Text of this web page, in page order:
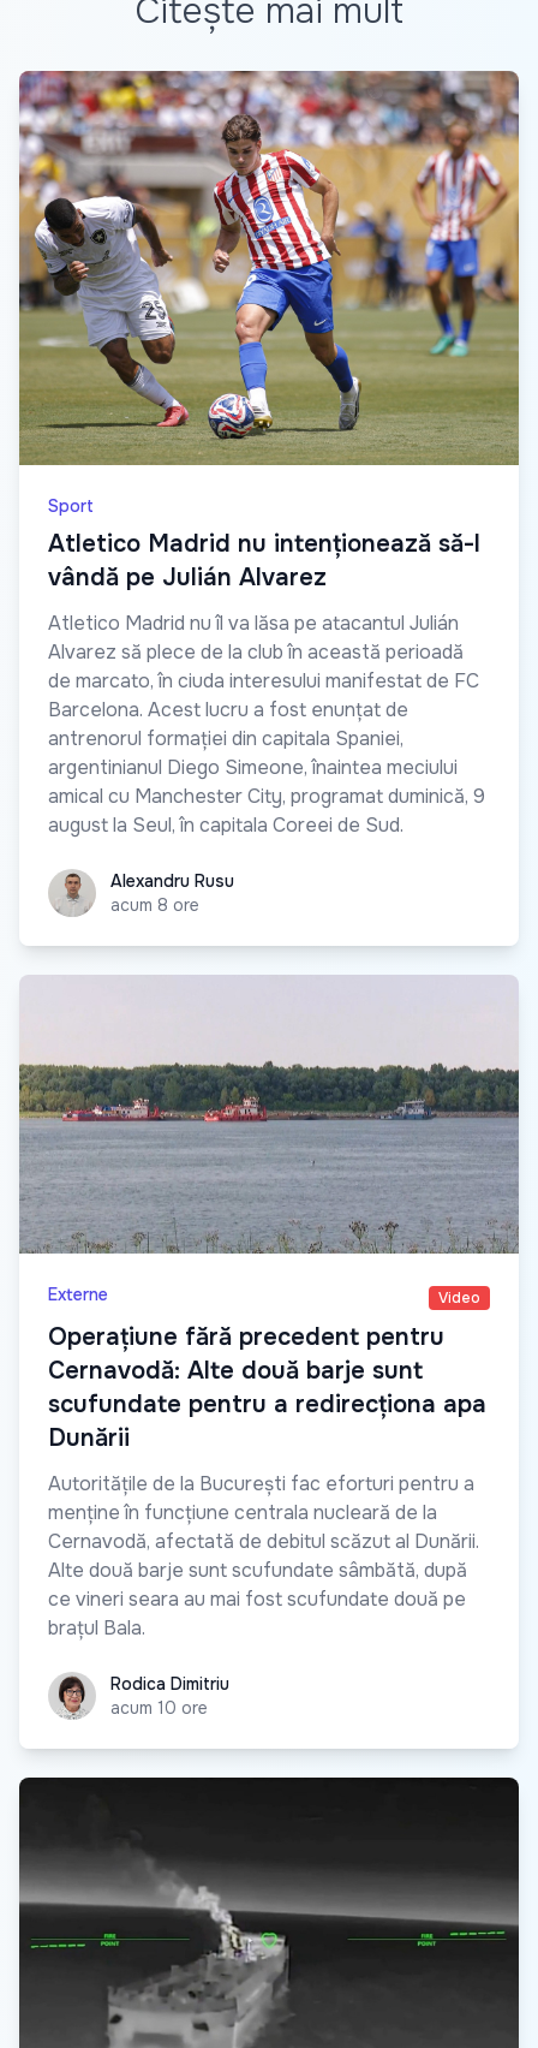
Citește mai mult
Sport
Atletico Madrid nu intenționează să-l
vândă pe Julián Alvarez
Atletico Madrid nu îl va lăsa pe atacantul Julián
Alvarez să plece de la club în această perioadă
de marcato, în ciuda interesului manifestat de FC
Barcelona. Acest lucru a fost enunțat de
antrenorul formației din capitala Spaniei,
argentinianul Diego Simeone, înaintea meciului
amical cu Manchester City, programat duminică, 9
august la Seul, în capitala Coreei de Sud.
Alexandru Rusu
Alexandru Rusu
acum 8 ore
Externe Video
Operațiune fără precedent pentru
Cernavodă: Alte două barje sunt
scufundate pentru a redirecționa apa
Dunării
Autoritățile de la București fac eforturi pentru a
menține în funcțiune centrala nucleară de la
Cernavodă, afectată de debitul scăzut al Dunării.
Alte două barje sunt scufundate sâmbătă, după
ce vineri seara au mai fost scufundate două pe
brațul Bala.
Rodica Dimitriu
Rodica Dimitriu
acum 10 ore